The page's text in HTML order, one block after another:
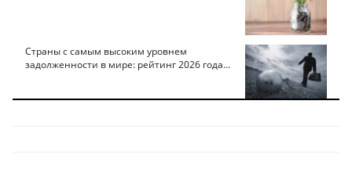
Страны с самым высоким уровнем
задолженности в мире: рейтинг 2026 года...